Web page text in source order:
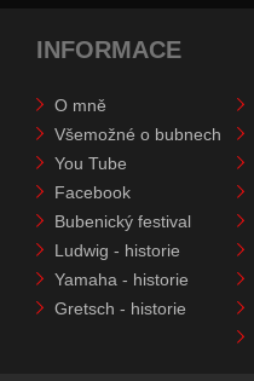
INFORMACE
O mně
Všemožné o bubnech
You Tube
Facebook
Bubenický festival
Ludwig - historie
Yamaha - historie
Gretsch - historie